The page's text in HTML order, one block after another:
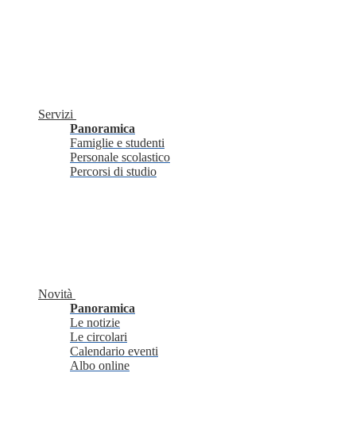
Servizi
Panoramica
Famiglie e studenti
Personale scolastico
Percorsi di studio
Novità
Panoramica
Le notizie
Le circolari
Calendario eventi
Albo online